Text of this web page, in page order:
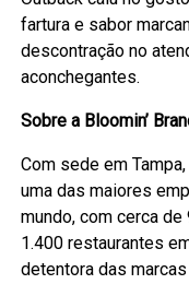
fartura e sabor
descontração no
aconchegantes.
Sobre a Bloomin’
Com sede em
uma das maiores
mundo, com cerca
1.400 restaurantes
detentora das